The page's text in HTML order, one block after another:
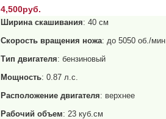
4,500руб.
Ширина скашивания: 40 см
Скорость вращения ножа: до 5050 об./мин
Тип двигателя: бензиновый
Мощность: 0.87 л.с.
Расположение двигателя: верхнее
Рабочий объем: 23 куб.см